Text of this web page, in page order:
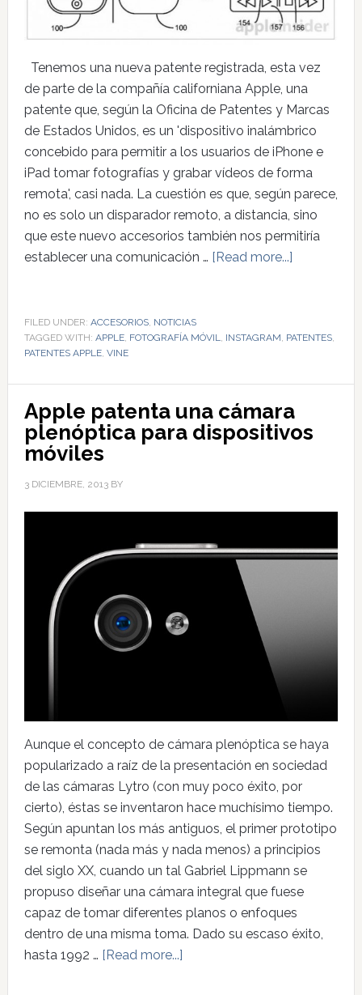
Tenemos una nueva patente registrada, esta vez
de parte de la compañía californiana Apple, una
patente que, según la Oficina de Patentes y Marcas
de Estados Unidos, es un 'dispositivo inalámbrico
concebido para permitir a los usuarios de iPhone e
iPad tomar fotografías y grabar vídeos de forma
remota', casi nada. La cuestión es que, según parece,
no es solo un disparador remoto, a distancia, sino
que este nuevo accesorios también nos permitiría
establecer una comunicación … [Read more...]
FILED UNDER: ACCESORIOS, NOTICIAS
TAGGED WITH: APPLE, FOTOGRAFÍA MÓVIL INSTAGRAM PATENTES,
PATENTES APPLE, VINE
Apple patenta una cámara
plenóptica para dispositivos
móviles
3 DICIEMBRE, 2013BY
Aunque el concepto de cámara plenóptica se haya
popularizado a raíz de la presentación en sociedad
de las cámaras Lytro (con muy poco éxito, por
cierto), éstas se inventaron hace muchísimo tiempo.
Según apuntan los más antiguos, el primer prototipo
se remonta (nada más y nada menos) a principios
del siglo XX, cuando un tal Gabriel Lippmann se
propuso diseñar una cámara integral que fuese
capaz de tomar diferentes planos o enfoques
dentro de una misma toma. Dado su escaso éxito,
hasta 1992 … [Read more...]